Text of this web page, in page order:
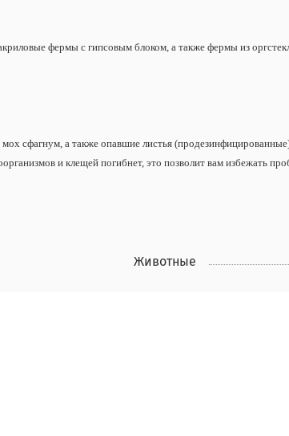
фермы с гипсовым блоком, а также фермы из
сфагнум, а также опавшие листья
и клещей погибнет, это позволит вам избежать
Животные